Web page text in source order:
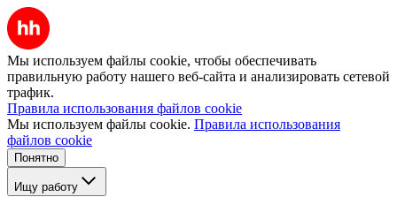
Мы используем файлы cookie, чтобы обеспечивать
правильную работу нашего веб-сайта и анализировать сетевой
трафик.
Правила использования файлов cookie
Мы используем файлы cookie. Правила использования
файлов cookie
Понятно
Ищу работу